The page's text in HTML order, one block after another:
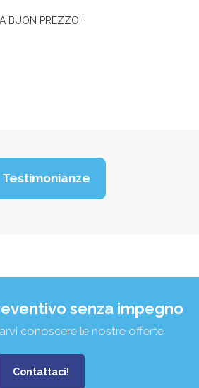
BUON PREZZO !
Testimonianze
senza impegno
conoscere le nostre offerte
Contattaci!